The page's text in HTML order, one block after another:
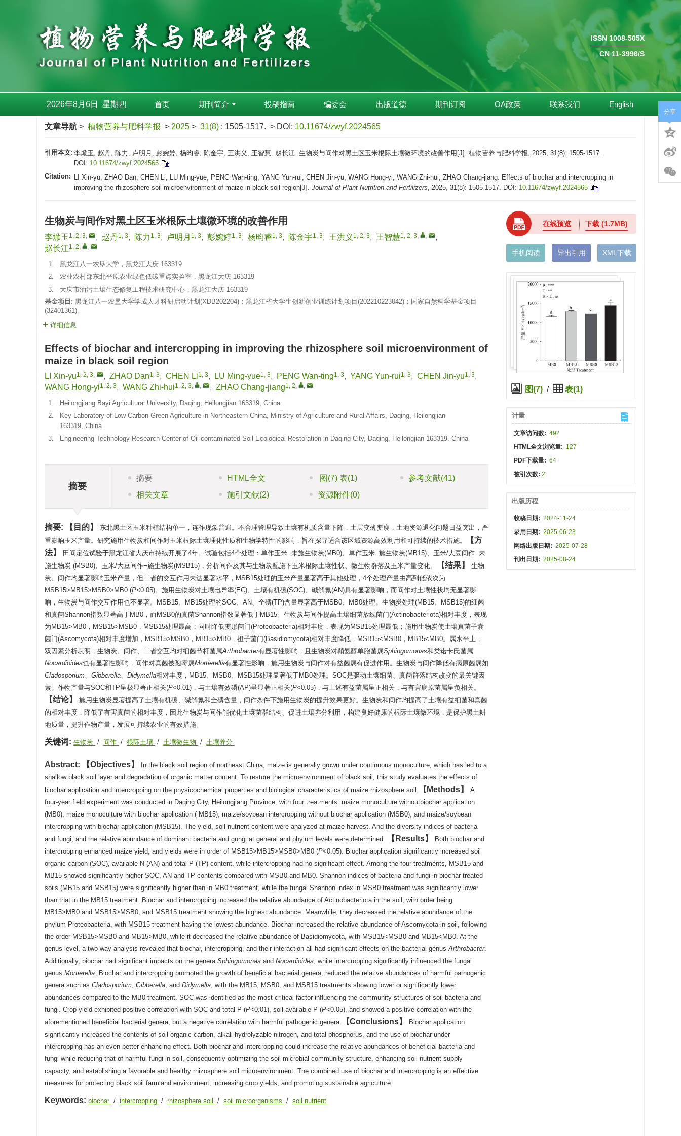
ISSN 1008-505X
CN 11-3996/S
2026年8月6日 星期 四 首页 期刊简介 投稿指南 编委会 出版道德 期刊订阅 OA政策 联系我们 English
文章导航 > 植物营养与肥料学报 > 2025 > 31(8) : 1505-1517. > DOI: 10.11674/zwyf.2024565
引用本文: 李焮玉, 赵丹, 陈力, 卢明月, 彭婉婷, 杨昀睿, 陈金宇, 王洪义, 王智慧, 赵长江. 生物炭与间作对黑土区玉米根际土壤微环境的改善作用[J]. 植物营养与肥料学报, 2025, 31(8): 1505-1517.
DOI: 10.11674/zwyf.2024565
Citation: LI Xin-yu, ZHAO Dan, CHEN Li, LU Ming-yue, PENG Wan-ting, YANG Yun-rui, CHEN Jin-yu, WANG Hong-yi, WANG Zhi-hui, ZHAO Chang-jiang. Effects of biochar and intercropping in
improving the rhizosphere soil microenvironment of maize in black soil region[J]. Journal of Plant Nutrition and Fertilizers, 2025, 31(8): 1505-1517. DOI: 10.11674/zwyf.2024565
生物炭与间作对黑土区玉米根际土壤微环境的改善作用
李焮玉 1, 2, 3, , 赵丹1, 3, 陈力 1, 3, 卢明月 1, 3, 彭婉婷1, 3, 杨昀睿1, 3, 陈金宇1, 3, 王洪义 1, 2, 3, 王智慧1, 2, 3, ,
,
赵长江1, 2, ,
1.
黑龙江八一农垦大学，黑龙江大庆 163319
2.
农业农村部东北平原农业绿色低碳重点实验室，黑龙江大庆 163319
3.
大庆市油污土壤生态修复工程技术研究中心，黑龙江大庆 163319
基金项目: 黑龙江八一农垦大学学成人才科研启动计划(XDB202204)；黑龙江省大学生创新创业训练计划项目(202210223042)；国家自然科学基金项目
(32401361)。
详细信息
Effects of biochar and intercropping in improving the rhizosphere soil microenvironment of
maize in black soil region
LI Xin-yu1, 2, 3, , ZHAO Dan1, 3, CHEN Li1, 3, LU Ming-yue1, 3, PENG Wan-ting1, 3, YANG Yun-rui1, 3, CHEN Jin-yu1, 3,
WANG Hong-yi1, 2, 3, WANG Zhi-hui1, 2, 3, , , ZHAO Chang-jiang1, 2, ,
1.
Heilongjiang Bayi Agricultural University, Daqing, Heilongjian 163319, China
2.
Key Laboratory of Low Carbon Green Agriculture in Northeastern China, Ministry of Agriculture and Rural Affairs, Daqing, Heilongjian
163319, China
3.
Engineering Technology Research Center of Oil-contaminated Soil Ecological Restoration in Daqing City, Daqing, Heilongjian 163319, China
摘要
摘要 HTML全文 图 (7) 表(1) 参考文献(41)
相关文章
施引文献(2) 资源附件(0)
摘要: 目的
东北黑土区玉米种植结构单一，连作现象普遍。不合理管理导致土壤有机质含量下降，土层变薄变瘦，土地资源退化问题日益突出，严
重影响玉米产量。研究施用生物炭和间作对玉米根际土壤理化性质和生物学特性的影响，旨在探寻适合该区域资源高效利用和可持续的技术措施。
方
法
田间定位试验于黑龙江省大庆市持续开展了4年。试验包括4个处理：单作玉米−未施生物炭(MB0)、单作玉米−施生物炭(MB15)、玉米/大豆间作−未
施生物炭 (MSB0)、玉米/大豆间作−施生物炭(MSB15)，分析间作及其与生物炭配施下玉米根际土壤性状、微生物群落及玉米产量变化。
结果
生物
炭、间作均显著影响玉米产量，但二者的交互作用未达显著水平，MSB15处理的玉米产量显著高于其他处理，4个处理产量由高到低依次为
MSB15>MB15>MSB0>MB0 (P<0.05)。施用生物炭对土壤电导率(EC)、土壤有机碳(SOC)、碱解氮(AN)具有显著影响，而间作对土壤性状均无显著影
响，生物炭与间作交互作用也不显著。MSB15、MB15处理的SOC、AN、全磷(TP)含量显著高于MSB0、MB0处理。生物炭处理(MB15、MSB15)的细菌
和真菌Shannon指数显著高于MB0，而MSB0的真菌Shannon指数显著低于MB15。生物炭与间作提高土壤细菌放线菌门(Actinobacteriota)相对丰度，表现
为MB15>MB0，MSB15>MSB0，MSB15处理最高；同时降低变形菌门(Proteobacteria)相对丰度，表现为MSB15处理最低；施用生物炭使土壤真菌子囊
菌门(Ascomycota)相对丰度增加，MSB15>MSB0，MB15>MB0，担子菌门(Basidiomycota)相对丰度降低，MSB15<MSB0，MB15<MB0。属水平上，
双因素分析表明，生物炭、间作、二者交互均对细菌节杆菌属Arthrobacter有显著性影响，且生物炭对鞘氨醇单胞菌属Sphingomonas和类诺卡氏菌属
Nocardioides也有显著性影响，间作对真菌被孢霉属Mortierella有显著性影响，施用生物炭与间作对有益菌属有促进作用。生物炭与间作降低有病原菌属如
Cladosporium、Gibberella、Didymella相对丰度，MB15、MSB0、MSB15处理显著低于MB0处理。SOC是驱动土壤细菌、真菌群落结构改变的最关键因
素。作物产量与SOC和TP呈极显著正相关(P<0.01)，与土壤有效磷(AP)呈显著正相关(P<0.05)，与上述有益菌属呈正相关，与有害病原菌属呈负相关。
结论
施用生物炭显著提高了土壤有机碳、碱解氮和全磷含量，间作条件下施用生物炭的提升效果更好。生物炭和间作均提高了土壤有益细菌和真菌
的相对丰度，降低了有害真菌的相对丰度，因此生物炭与间作能优化土壤菌群结构、促进土壤养分利用，构建良好健康的根际土壤微环境，是保护黑土耕
地质量，提升作物产量，发展可持续农业的有效措施。
关键词: 生物炭 / 间作 / 根际土壤 / 土壤微生物 / 土壤养分
Abstract: Objectives
In the black soil region of northeast China, maize is generally grown under continuous monoculture, which has led to a
shallow black soil layer and degradation of organic matter content. To restore the microenvironment of black soil, this study evaluates the effects of
biochar application and intercropping on the physicochemical properties and biological characteristics of maize rhizosphere soil.
Methods
A
four-year field experiment was conducted in Daqing City, Heilongjiang Province, with four treatments: maize monoculture withoutbiochar application
(MB0), maize monoculture with biochar application ( MB15), maize/soybean intercropping without biochar application (MSB0), and maize/soybean
intercropping with biochar application (MSB15). The yield, soil nutrient content were analyzed at maize harvest. And the diversity indices of bacteria
and fungi, and the relative abundance of dominant bacteria and gungi at general and phylum levels were determined.
Results
Both biochar and
intercropping enhanced maize yield, and yields were in order of MSB15>MB15>MSB0>MB0 (P<0.05). Biochar application significantly increased soil
organic carbon (SOC), available N (AN) and total P (TP) content, while intercropping had no significant effect. Among the four treatments, MSB15 and
MB15 showed significantly higher SOC, AN and TP contents compared with MSB0 and MB0. Shannon indices of bacteria and fungi in biochar treated
soils (MB15 and MSB15) were significantly higher than in MB0 treatment, while the fungal Shannon index in MSB0 treatment was significantly lower
than that in the MB15 treatment. Biochar and intercropping increased the relative abundance of Actinobacteriota in the soil, with order being
MB15>MB0 and MSB15>MSB0, and MSB15 treatment showing the highest abundance. Meanwhile, they decreased the relative abundance of the
phylum Proteobacteria, with MSB15 treatment having the lowest abundance. Biochar increased the relative abundance of Ascomycota in soil, following
the order MSB15>MSB0 and MB15>MB0, while it decreased the relative abundance of Basidiomycota, with MSB15<MSB0 and MB15<MB0. At the
genus level, a two-way analysis revealed that biochar, intercropping, and their interaction all had significant effects on the bacterial genusArthrobacter.
Additionally, biochar had significant impacts on the genera Sphingomonas and Nocardioides, while intercropping significantly influenced the fungal
genus Mortierella. Biochar and intercropping promoted the growth of beneficial bacterial genera, reduced the relative abundances of harmful pathogenic
genera such as Cladosporium, Gibberella, and Didymella, with the MB15, MSB0, and MSB15 treatments showing lower or significantly lower
abundances compared to the MB0 treatment. SOC was identified as the most critical factor influencing the community structures of soil bacteria and
fungi. Crop yield exhibited positive correlation with SOC and total P (P<0.01), soil available P (P<0.05), and showed a positive correlation with the
aforementioned beneficial bacterial genera, but a negative correlation with harmful pathogenic genera.
Conclusions
Biochar application
significantly increased the contents of soil organic carbon, alkali-hydrolyzable nitrogen, and total phosphorus, and the use of biochar under
intercropping has an even better enhancing effect. Both biochar and intercropping could increase the relative abundances of beneficial bacteria and
fungi while reducing that of harmful fungi in soil, consequently optimizing the soil microbial community structure, enhancing soil nutrient supply
capacity, and establishing a favorable and healthy rhizosphere soil microenvironment. The combined use of biochar and intercropping is an effective
measures for protecting black soil farmland environment, increasing crop yields, and promoting sustainable agriculture.
Keywords: biochar / intercropping / rhizosphere soil / soil microorganisms / soil nutrient
在线预览 下载(1.7MB)
手机阅读 导出引用 XML下载
图(7) / 表(1)
计量
文章访问数: 492
HTML全文浏览量: 127
PDF下载量: 64
被引次数:2
出版历程
收稿日期: 2024-11-24
录用日期: 2025-06-23
网络出版日期: 2025-07-28
刊出日期: 2025-08-24
分享